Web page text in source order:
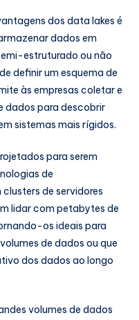
dos data lakes é
dados em
estruturado ou não
definir um esquema de
às empresas coletar e
dados para descobrir
sistemas mais rígidos.
para serem
de
de servidores
lidar com petabytes de
os ideais para
de dados ou que
dos dados ao longo
volumes de dados